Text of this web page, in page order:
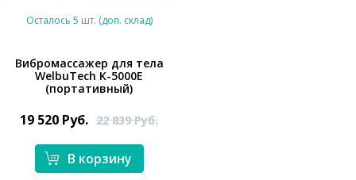
*}
Осталось 5 шт. (доп. склад)
Вибромассажер для тела
WelbuTech K-5000E
(портативный)
19 520 Руб. 22 839Руб.
В корзину